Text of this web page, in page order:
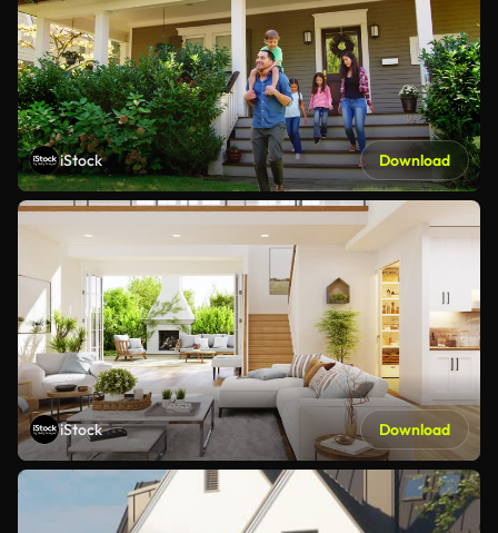
iStock Download
iStock Download